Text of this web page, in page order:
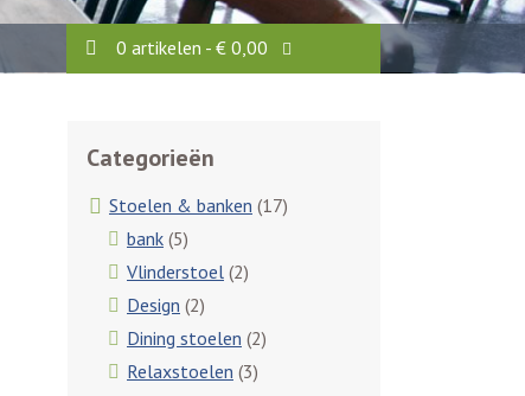
0 artikelen - € 0,00
Categorieën
Stoelen & banken (17)
bank (5)
Vlinderstoel (2)
Design (2)
Dining stoelen (2)
Relaxstoelen (3)